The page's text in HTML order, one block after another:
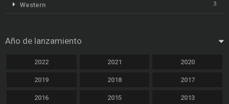
Western 3
Año de lanzamiento
2022 2021 2020
2019 2018 2017
2016 2015 2013